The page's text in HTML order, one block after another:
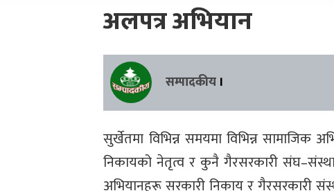
अलपत्र अभियान
सम्पादकीय ।
सुर्खेतमा विभिन्न समयमा विभिन्न
निकायको नेतृत्व र कुनै गैरसरकारी